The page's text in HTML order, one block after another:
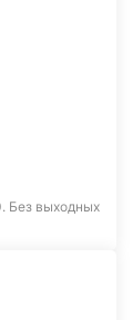
Без выходных